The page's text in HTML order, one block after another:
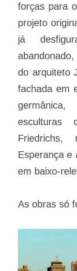
forças para
projeto
já
do arquiteto
fachada em
esculturas
Esperança e
em baixo-
As obras só